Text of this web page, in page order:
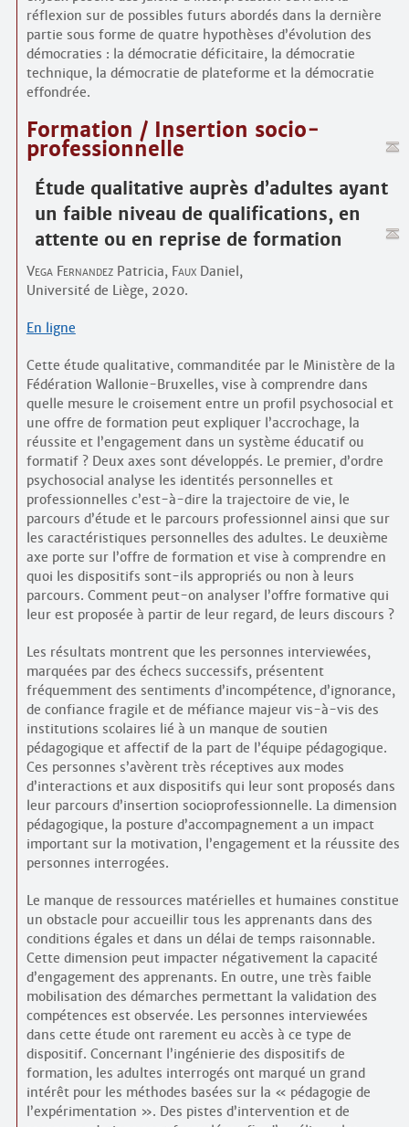
réflexion sur de possibles futurs abordés dans la dernière
partie sous forme de quatre hypothèses d’évolution des
démocraties : la démocratie déficitaire, la démocratie
technique, la démocratie de plateforme et la démocratie
effondrée.
Formation / Insertion socio­
professionnelle
Étude qualitative auprès d’adultes ayant
un faible niveau de qualifications, en
attente ou en reprise de formation
Vega FernandezPatricia, FauxDaniel,
Université de Liège, 2020.
En ligne
Cette étude qualitative, commanditée par le Ministère de la
Fédération Wallonie-Bruxelles, vise à comprendre dans
quelle mesure le croisement entre un profil psychosocial et
une offre de formation peut expliquer l’accrochage, la
réussite et l’engagement dans un système éducatif ou
formatif ? Deux axes sont développés. Le premier, d’ordre
psychosocial analyse les identités personnelles et
professionnelles c’est-à-dire la trajectoire de vie, le
parcours d’étude et le parcours professionnel ainsi que sur
les caractéristiques personnelles des adultes. Le deuxième
axe porte sur l’offre de formation et vise à comprendre en
quoi les dispositifs sont-ils appropriés ou non à leurs
parcours. Comment peut-on analyser l’offre formative qui
leur est proposée à partir de leur regard, de leurs discours ?
Les résultats montrent que les personnes interviewées,
marquées par des échecs successifs, présentent
fréquemment des sentiments d’incompétence, d’ignorance,
de confiance fragile et de méfiance majeur vis-à-vis des
institutions scolaires lié à un manque de soutien
pédagogique et affectif de la part de l’équipe pédagogique.
Ces personnes s’avèrent très réceptives aux modes
d’interactions et aux dispositifs qui leur sont proposés dans
leur parcours d’insertion socio­professionnelle. La dimension
pédagogique, la posture d’accompagnement a un impact
important sur la motivation, l’engagement et la réussite des
personnes interrogées.
Le manque de ressources matérielles et humaines constitue
un obstacle pour accueillir tous les apprenants dans des
conditions égales et dans un délai de temps raisonnable.
Cette dimension peut impacter négativement la capacité
d’engagement des apprenants. En outre, une très faible
mobilisation des démarches permettant la validation des
compétences est observée. Les personnes interviewées
dans cette étude ont rarement eu accès à ce type de
dispositif. Concernant l’ingénierie des dispositifs de
formation, les adultes interrogés ont marqué un grand
intérêt pour les méthodes basées sur la « pédagogie de
l’expérimentation ». Des pistes d’intervention et de